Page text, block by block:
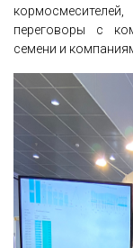
переговоры с
семени и